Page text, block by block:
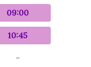
09:00
10:45
-